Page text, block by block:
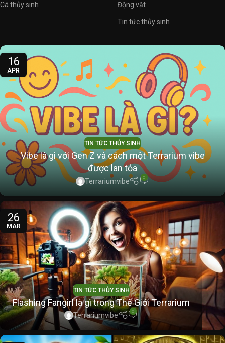
Cá thủy sinh Động vật
Tin tức thủy sinh
16
APR
TIN TỨC THỦY SINH
Vibe là gì với Gen Z và cách một Terrarium vibe
được lan tỏa
Terrariumvibe 0
26
MAR
TIN TỨC THỦY SINH
Flashing Fangirl là gì trong Thế Giới Terrarium
Terrariumvibe 0